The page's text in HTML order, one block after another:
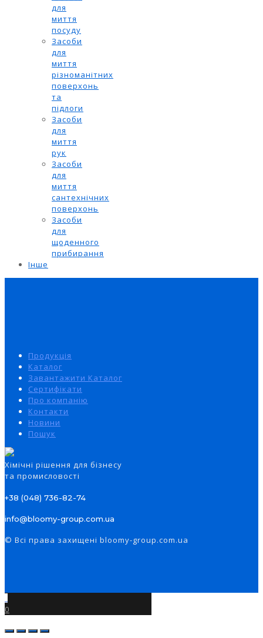
для
миття
посуду
Засоби
для
миття
різноманітних
поверхонь
та
підлоги
Засоби
для
миття
рук
Засоби
для
миття
сантехнічних
поверхонь
Засоби
для
щоденного
прибирання
Інше
Продукція
Каталог
Завантажити Каталог
Сертифікати
Про компанію
Контакти
Новини
Пошук
Xімічні рішення для бізнесу
та промисловості
+38 (048) 736-82-74
info@bloomy-group.com.ua
© Всі права захищені bloomy-group.com.ua
0